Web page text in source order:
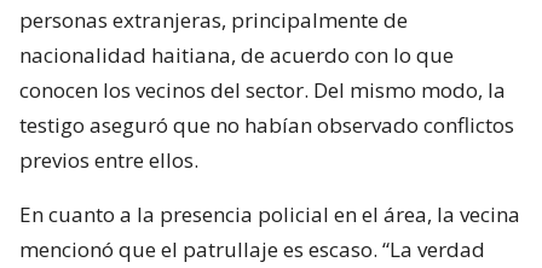
personas extranjeras, principalmente de
nacionalidad haitiana, de acuerdo con lo que
conocen los vecinos del sector. Del mismo modo, la
testigo aseguró que no habían observado conflictos
previos entre ellos.
En cuanto a la presencia policial en el área, la vecina
mencionó que el patrullaje es escaso. “La verdad